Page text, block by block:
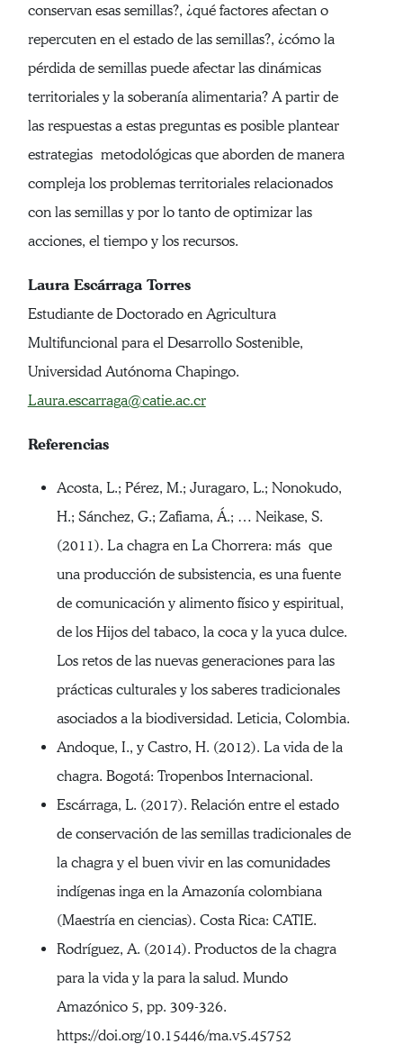
conservan esas semillas?, ¿qué factores afectan o
repercuten en el estado de las semillas?, ¿cómo la
pérdida de semillas puede afectar las dinámicas
territoriales y la soberanía alimentaria? A partir de
las respuestas a estas preguntas es posible plantear
estrategias metodológicas que aborden de manera
compleja los problemas territoriales relacionados
con las semillas y por lo tanto de optimizar las
acciones, el tiempo y los recursos.
Laura Escárraga Torres
Estudiante de Doctorado en Agricultura
Multifuncional para el Desarrollo Sostenible,
Universidad Autónoma Chapingo.
Laura.escarraga@catie.ac.cr
Referencias
Acosta, L.; Pérez, M.; Juragaro, L.; Nonokudo,
H.; Sánchez, G.; Zafiama, Á.; … Neikase, S.
(2011). La chagra en La Chorrera: más que
una producción de subsistencia, es una fuente
de comunicación y alimento físico y espiritual,
de los Hijos del tabaco, la coca y la yuca dulce.
Los retos de las nuevas generaciones para las
prácticas culturales y los saberes tradicionales
asociados a la biodiversidad. Leticia, Colombia.
Andoque, I., y Castro, H. (2012). La vida de la
chagra. Bogotá: Tropenbos Internacional.
Escárraga, L. (2017). Relación entre el estado
de conservación de las semillas tradicionales de
la chagra y el buen vivir en las comunidades
indígenas inga en la Amazonía colombiana
(Maestría en ciencias). Costa Rica: CATIE.
Rodríguez, A. (2014). Productos de la chagra
para la vida y la para la salud. Mundo
Amazónico 5, pp. 309-326.
https://doi.org/10.15446/ma.v5.45752